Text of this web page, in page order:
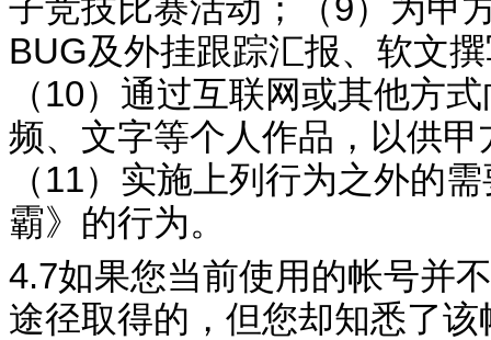
子竞技比赛活动；（9）为甲
BUG及外挂跟踪汇报、 软文
（10）通过互联网或其他方
频、文字等个人作品，以供
（11）实施上列行为之外的
霸》的行为。
4.7如果您当前使用的帐号并
途径取得的，但您却知悉了该